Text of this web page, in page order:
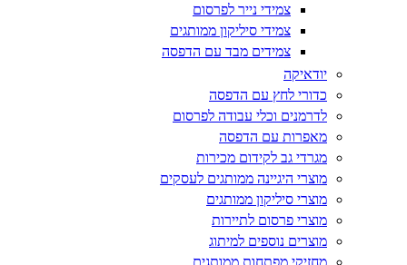
צמידי נייר לפרסום
צמידי סיליקון ממותגים
צמידים מבד עם הדפסה
יודאיקה
כדורי לחץ עם הדפסה
לדרמנים וכלי עבודה לפרסום
מאפרות עם הדפסה
מגרדי גב לקידום מכירות
מוצרי היגיינה ממותגים לעסקים
מוצרי סיליקון ממותגים
מוצרי פרסום לתיירות
מוצרים נוספים למיתוג